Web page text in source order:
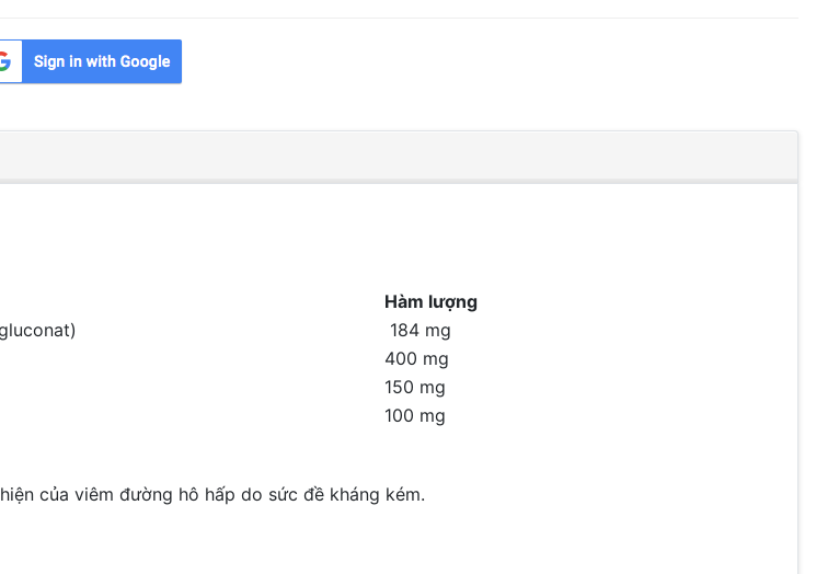
Hàm lượng
184 mg
400 mg
150 mg
100 mg
của viêm đường hô hấp do sức đề kháng kém.